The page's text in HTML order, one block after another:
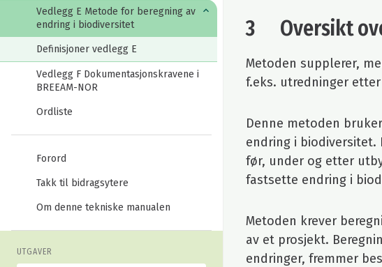
Vedlegg E Metode for beregning av
endring i biodiversitet
Definisjoner vedlegg E
Vedlegg F Dokumentasjonskravene i
BREEAM-NOR
Ordliste
Forord
Takk til bidragsytere
Om denne tekniske manualen
UTGAVER
3 Oversikt
Metoden supplerer,
f.eks. utredninger
Denne metoden
endring i
før, under og etter
fastsette endring i
Metoden krever
av et prosjekt.
endringer, fremmer